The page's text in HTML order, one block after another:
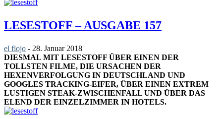
LESESTOFF – AUSGABE 157
el flojo - 28. Januar 2018
DIESMAL MIT LESESTOFF ÜBER EINEN DER
TOLLSTEN FILME, DIE URSACHEN DER
HEXENVERFOLGUNG IN DEUTSCHLAND UND
GOOGLES TRACKING-EIFER, ÜBER EINEN EXTREM
LUSTIGEN STEAK-ZWISCHENFALL UND ÜBER DAS
ELEND DER EINZELZIMMER IN HOTELS.